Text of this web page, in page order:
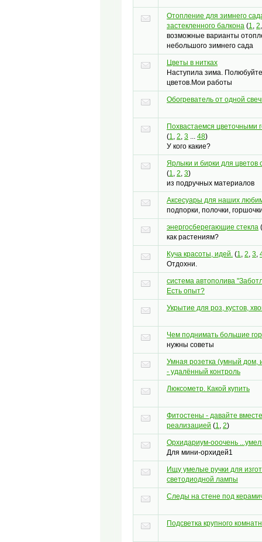
Отопление для зимнего
застекленного балкона (1, 2
возможные варианты
небольшого зимнего сада
Цветы в нитках
Наступила зима.
цветов.Мои работы
Обогреватель от одной
Похвастаемся цветочными
(1, 2, 3 ... 48)
У кого какие?
Ярлыки и бирки для цветов
(1, 2, 3)
из подручных материалов
Аксесуары для наших
подпорки, полочки,
энергосберегающие стекла (
как растениям?
Куча красоты, идей. (1, 2, 3,
Отдохни.
система автополива
Есть опыт?
Укрытие для роз, кустов,
Чем поднимать большие
нужны советы
Умная розетка (умный дом,
- удалённый контроль
Люксометр. Какой купить
Фитостены - давайте
реализацией (1, 2)
Орхидариум-ооочень
Для мини-орхидей1
Ищу умелые ручки для
светодиодной лампы
Следы на стене под
Подсветка крупного